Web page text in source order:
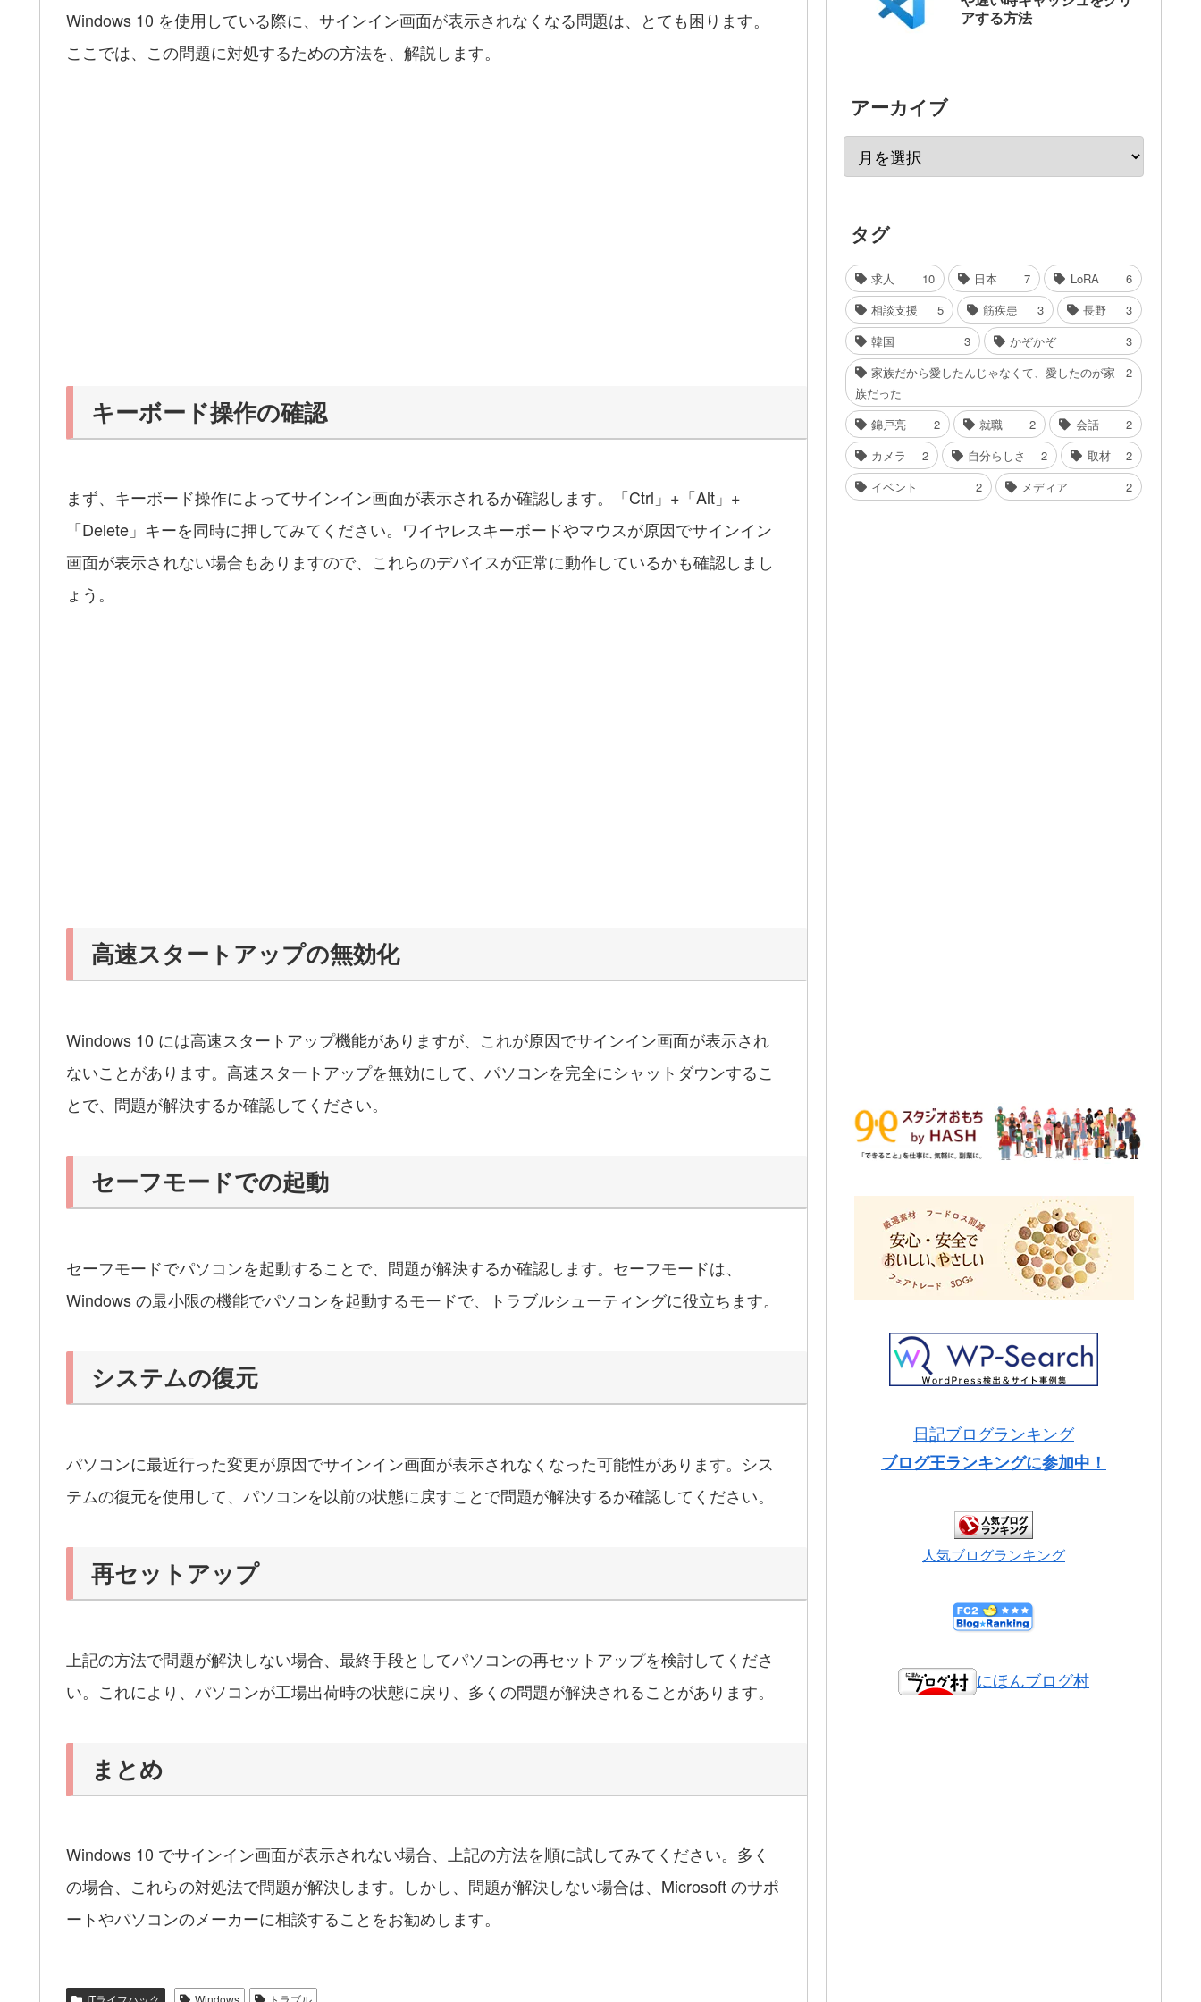
Windows 10 を使用している際に、サインイン画面が表示されなくなる問題は、とても困ります。
ここでは、この問題に対処するための方法を、解説します。
キーボード操作の確認
まず、キーボード操作によってサインイン画面が表示されるか確認します。「Ctrl」+「Alt」+
「Delete」キーを同時に押してみてください。ワイヤレスキーボードやマウスが原因でサインイン
画面が表示されない場合もありますので、これらのデバイスが正常に動作しているかも確認しまし
ょう。
高速スタートアップの無効化
Windows 10 には高速スタートアップ機能がありますが、これが原因でサインイン画面が表示され
ないことがあります。高速スタートアップを無効にして、パソコンを完全にシャットダウンするこ
とで、問題が解決するか確認してください。
セーフモードでの起動
セーフモードでパソコンを起動することで、問題が解決するか確認します。セーフモードは、
Windows の最小限の機能でパソコンを起動するモードで、トラブルシューティングに役立ちます。
システムの復元
パソコンに最近行った変更が原因でサインイン画面が表示されなくなった可能性があります。シス
テムの復元を使用して、パソコンを以前の状態に戻すことで問題が解決するか確認してください。
再セットアップ
上記の方法で問題が解決しない場合、最終手段としてパソコンの再セットアップを検討してくださ
い。これにより、パソコンが工場出荷時の状態に戻り、多くの問題が解決されることがあります。
まとめ
Windows 10 でサインイン画面が表示されない場合、上記の方法を順に試してみてください。多く
の場合、これらの対処法で問題が解決します。しかし、問題が解決しない場合は、Microsoft のサポ
ートやパソコンのメーカーに相談することをお勧めします。
アする方法
アーカイブ
タグ
求人 10 日本 7 LoRA
6
相談支援
5 筋疾患 3 長野
3
韓国
3 かぞかぞ
3
家族だから愛したんじゃなくて、愛したのが家
族だった
2
錦戸亮 2 就職 2 会話
2
カメラ
2 自分らしさ 2 取材
2
イベント
2 メディア 2
日記ブログランキング
ブログ王ランキングに参加中！
人気ブログランキング
にほんブログ村